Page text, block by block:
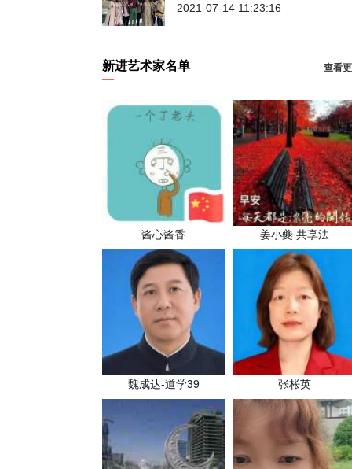
2021-07-14 11:23:16
新进艺术家名单 查看
酱心酱香 姜小夔 共享法
魏成达-道学39 张枨英